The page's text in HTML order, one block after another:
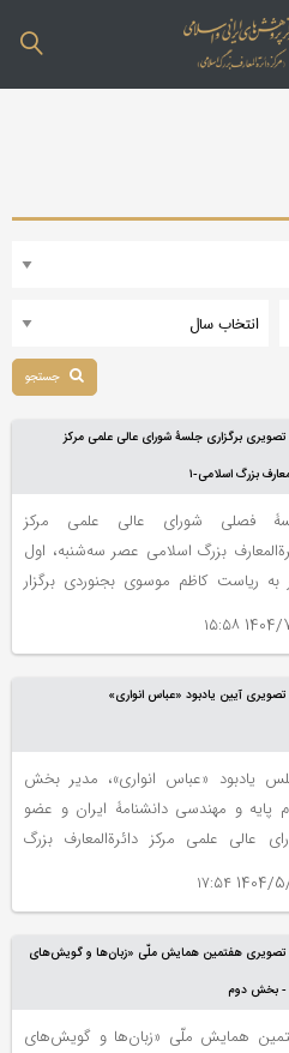
برگزاری جلسۀ شورای عالی علمی مرکز
بزرگ اسلامی-١
فصلی شورای عالی علمی مرکز
بزرگ اسلامی عصر سه‌شنبه، اول
به ریاست کاظم موسوی بجنوردی برگزار
7/2 ۱۵:۵۸
آیین یادبود «عباس انواری»
یادبود «عباس انواری»، مدیر بخش
پایه و مهندسی دانشنامۀ ایران و عضو
عالی علمی مرکز دائرةالمعارف بزرگ
5/13 ۱۷:۵۴
تصویری هفتمین همایش ملّی «زبان‌ها و گویش‌های
- بخش دوم
همایش ملّی «زبان‌ها و گویش‌های